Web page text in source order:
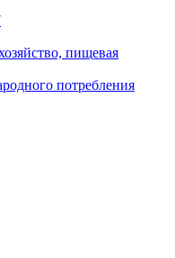
пищевая
потребления